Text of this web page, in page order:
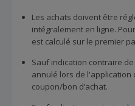
Les achats doivent être
intégralement en ligne.
est calculé sur le premier
Sauf indication contraire
annulé lors de l'application
coupon/bon d’achat.